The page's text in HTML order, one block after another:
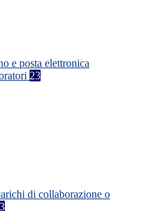
e posta elettronica
23
di collaborazione o